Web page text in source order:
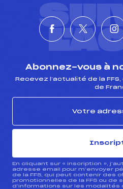
Abonnez-vous à
Recevez l’actualité de la
de
En cliquant sur « inscription »,
adresse email pour m’envoyer
de la FFS, qui peut contenir des
promotionnelles de la FFS ou de
d’informations sur les modalités